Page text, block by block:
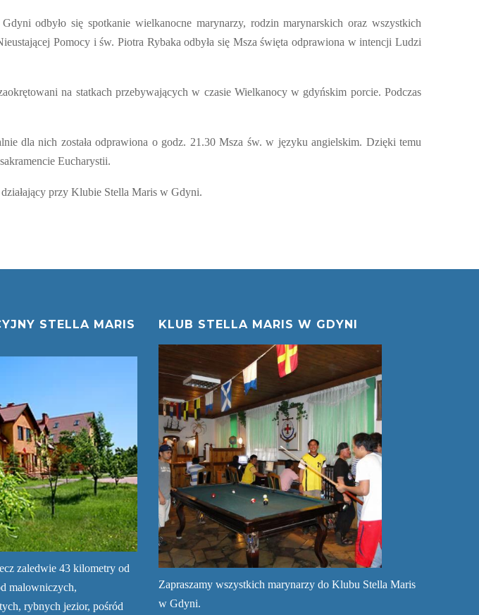
odbyło się spotkanie wielkanocne marynarzy, rodzin marynarskich oraz wszystkich
Pomocy i św. Piotra Rybaka odbyła się Msza święta odprawiona w intencji Ludzi
na statkach przebywających w czasie Wielkanocy w gdyńskim porcie. Podczas
dla nich została odprawiona o godz. 21.30 Msza św. w języku angielskim. Dzięki temu
Eucharystii.
przy Klubie Stella Maris w Gdyni.
STELLA MARIS
zaledwie 43 kilometry od
malowniczych,
rybnych jezior, pośród
KLUB STELLA MARIS W GDYNI
Zapraszamy wszystkich marynarzy do Klubu Stella Maris
w Gdyni.